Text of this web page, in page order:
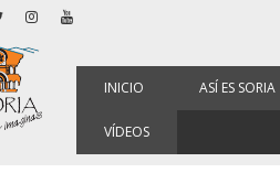
INICIO ASÍ ES SORIA
VÍDEOS